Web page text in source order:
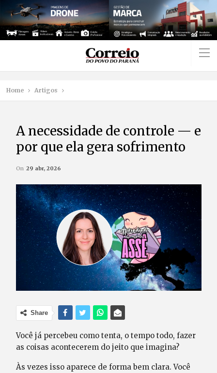
Home Artigos
A necessidade de controle — e
por que ela gera sofrimento
On 29 abr, 2026
Share
Você já percebeu como tenta, o tempo todo, fazer
as coisas acontecerem do jeito que imagina?
Às vezes isso aparece de forma bem clara. Você